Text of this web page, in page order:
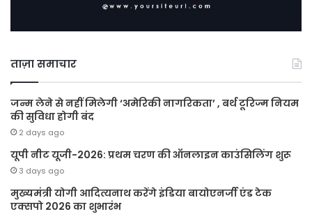
ताज़ा समाचार
जन्म लेने से नहीं मिलेगी ‘अमेरिकी नागरिकता’ , बर्थ टूरिज्म नियम
की सुविधा होगी बंद
2 days ago
यूपी नीट यूजी-2026: प्रथम चरण की ऑनलाइन काउंसिलिंग शुरू
3 days ago
मुख्यमंत्री योगी आदित्यनाथ करेंगे इंडिया बायोएनर्जी एंड टेक
एक्सपो 2026 का शुभारंभ